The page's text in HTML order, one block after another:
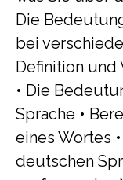
Die
bei
Definition
• Die
Sprache •
eines Wortes •
deutschen